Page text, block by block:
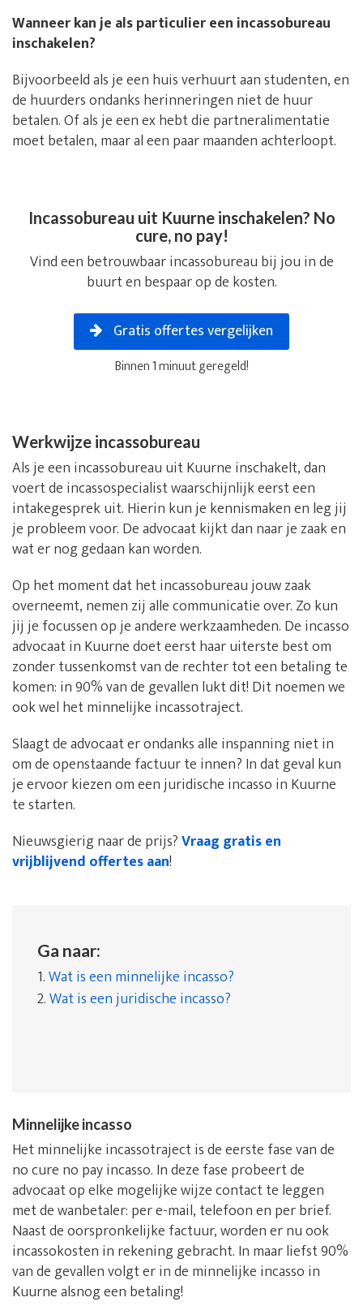
Wanneer kan je als particulier een incassobureau
inschakelen?
Bijvoorbeeld als je een huis verhuurt aan studenten, en
de huurders ondanks herinneringen niet de huur
betalen. Of als je een ex hebt die partneralimentatie
moet betalen, maar al een paar maanden achterloopt.
Incassobureau uit Kuurne inschakelen? No
cure, no pay!
Vind een betrouwbaar incassobureau bij jou in de
buurt en bespaar op de kosten.
Gratis offertes vergelijken
Binnen 1 minuut geregeld!
Werkwijze incassobureau
Als je een incassobureau uit Kuurne inschakelt, dan
voert de incassospecialist waarschijnlijk eerst een
intakegesprek uit. Hierin kun je kennismaken en leg jij
je probleem voor. De advocaat kijkt dan naar je zaak en
wat er nog gedaan kan worden.
Op het moment dat het incassobureau jouw zaak
overneemt, nemen zij alle communicatie over. Zo kun
jij je focussen op je andere werkzaamheden. De incasso
advocaat in Kuurne doet eerst haar uiterste best om
zonder tussenkomst van de rechter tot een betaling te
komen: in 90% van de gevallen lukt dit! Dit noemen we
ook wel het minnelijke incassotraject.
Slaagt de advocaat er ondanks alle inspanning niet in
om de openstaande factuur te innen? In dat geval kun
je ervoor kiezen om een juridische incasso in Kuurne
te starten.
Nieuwsgierig naar de prijs?Vraag gratis en
vrijblijvend offertes aan!
Ga naar:
1.Wat is een minnelijke incasso?
2.Wat is een juridische incasso?
Minnelijke incasso
Het minnelijke incassotraject is de eerste fase van de
no cure no pay incasso. In deze fase probeert de
advocaat op elke mogelijke wijze contact te leggen
met de wanbetaler: per e-mail, telefoon en per brief.
Naast de oorspronkelijke factuur, worden er nu ook
incassokosten in rekening gebracht. In maar liefst 90%
van de gevallen volgt er in de minnelijke incasso in
Kuurne alsnog een betaling!